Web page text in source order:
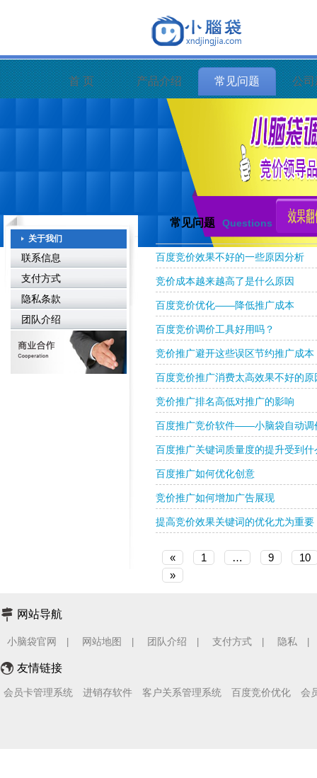
首 页 产品介绍 常见问题 公
关于我们
联系信息
支付方式
隐私条款
团队介绍
常见问题 Questions
百度竞价效果不好的一些原因分析
竞价成本越来越高了是什么原因
百度竞价优化——降低推广成本
百度竞价调价工具好用吗？
竞价推广避开这些误区节约推广成本
百度竞价推广消费太高效果不好的原
竞价推广排名高低对推广的影响
百度推广竞价软件——小脑袋自动调
百度推广关键词质量度的提升受到什
百度推广如何优化创意
竞价推广如何增加广告展现
提高竞价效果关键词的优化尤为重要
« 1 … 9
10
»
网站导航
小脑袋官网 网站地图 团队介绍 支付方式 隐私
友情链接
会员卡管理系统 进销存软件 客户关系管理系统 百度竞价优化 会